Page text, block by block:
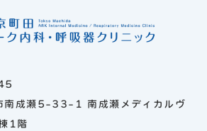
南成瀬5-33-1 南成瀬メディカルヴ
1階